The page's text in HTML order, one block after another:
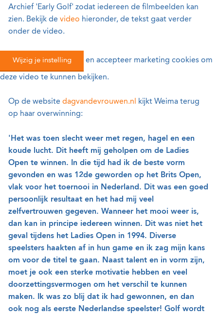
Archief 'Early Golf' zodat iedereen de filmbeelden kan
zien. Bekijk de video hieronder, de tekst gaat verder
onder de video.
Wijzig je instelling en accepteer marketing cookies om
deze video te kunnen bekijken.
Op de website dagvandevrouwen.nl
kijkt Weima terug
op haar overwinning:
'Het was toen slecht weer met regen, hagel en een
koude lucht. Dit heeft mij geholpen om de Ladies
Open te winnen. In die tijd had ik de beste vorm
gevonden en was 12de geworden op het Brits Open,
vlak voor het toernooi in Nederland. Dit was een goed
persoonlijk resultaat en het had mij veel
zelfvertrouwen gegeven. Wanneer het mooi weer is,
dan kan in principe iedereen winnen. Dit was niet het
geval tijdens het Ladies Open in 1994. Diverse
speelsters haakten af in hun game en ik zag mijn kans
om voor de titel te gaan. Naast talent en in vorm zijn,
moet je ook een sterke motivatie hebben en veel
doorzettingsvermogen om het verschil te kunnen
maken. Ik was zo blij dat ik had gewonnen, en dan
ook nog als eerste Nederlandse speelster! Golf wordt